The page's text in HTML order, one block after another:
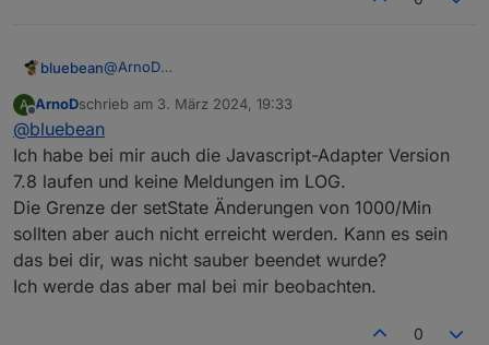
bluebean@ArnoD
umgezogen, dort habe ich die aktuellste Version 7.8
vom javascript-Adapter laufen mit iobroker 6.13.16.
Dieser wirft im Log mit Deinem aktuellen Script eine
Fehlermeldung aus:
Auf dem alten System mit javascript 7.16 (iobroker
6.13.16) kommt der Fehler nicht.
Kennst Du das? Eine schnelle Google-Suche zeigt
mir, dass das bei einigen Scripts kommt.
Eventuell wird da jetzt das setState überwacht. Kann
man da irgendwo das Limit hochsetzen?
PS: Ich habhierwas gefunden. Das Limit kann man
selbst in den Einstellungen der javascript-Instanz
Interessanterweise ist die Überwachung des
enthalten, und dennoch habe ich das bei der Version
A
Offline
ArnoDschrieb am 3. März 2024, 19:33
zuletzt editiert von
@bluebean
Ich habe bei mir auch die Javascript-Adapter Version
7.8 laufen und keine Meldungen im LOG.
Die Grenze der setState Änderungen von 1000/Min
sollten aber auch nicht erreicht werden. Kann es sein
das bei dir, was nicht sauber beendet wurde?
Ich werde das aber mal bei mir beobachten.
0